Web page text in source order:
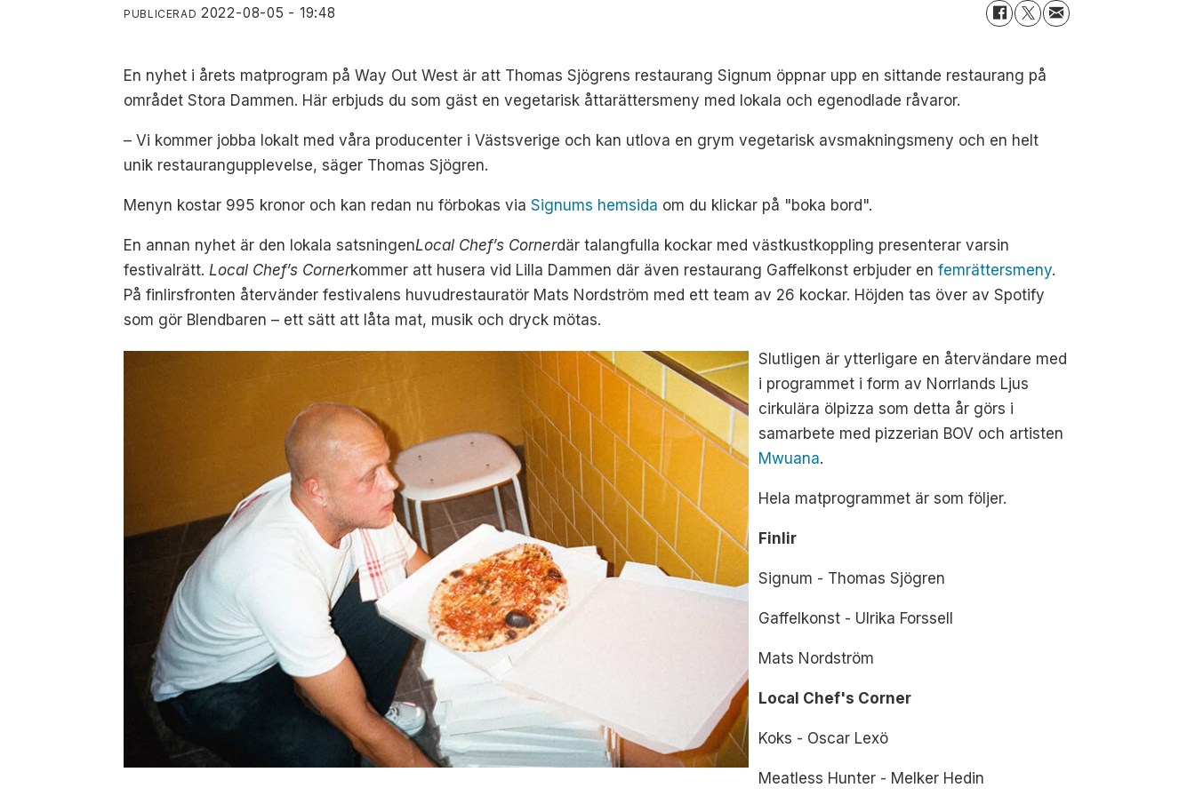
PUBLICERAD 2022-08-05 - 19:48
En nyhet i årets matprogram på Way Out West är att Thomas Sjögrens restaurang Signum öppnar upp en sittande restaurang på
området Stora Dammen. Här erbjuds du som gäst en vegetarisk åttarättersmeny med lokala och egenodlade råvaror.
– Vi kommer jobba lokalt med våra producenter i Västsverige och kan utlova en grym vegetarisk avsmakningsmeny och en helt
unik restaurangupplevelse, säger Thomas Sjögren.
Menyn kostar 995 kronor och kan redan nu förbokas viaSignums hemsida om du klickar på "boka bord".
En annan nyhet är den lokala satsningenLocal Chef’s Cornerdär talangfulla kockar med västkustkoppling presenterar varsin
festivalrätt. Local Chef’s Cornerkommer att husera vid Lilla Dammen där även restaurang Gaffelkonst erbjuder enfemrättersmeny.
På finlirsfronten återvänder festivalens huvudrestauratör Mats Nordström med ett team av 26 kockar. Höjden tas över av Spotify
som gör Blendbaren – ett sätt att låta mat, musik och dryck mötas.
Slutligen är ytterligare en återvändare med
i programmet i form av Norrlands Ljus
cirkulära ölpizza som detta år görs i
samarbete med pizzerian BOV och artisten
Mwuana.
Hela matprogrammet är som följer.
Finlir
Signum - Thomas Sjögren
Gaffelkonst - Ulrika Forssell
Mats Nordström
Local Chef's Corner
Koks - Oscar Lexö
Meatless Hunter - Melker Hedin